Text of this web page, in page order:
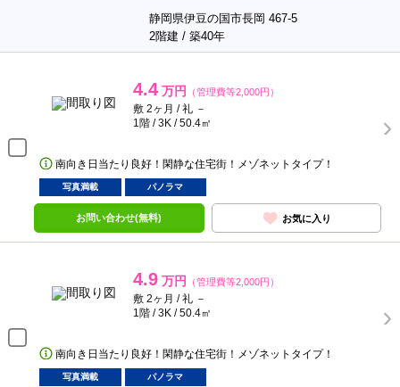
静岡県伊豆の国市長岡 467-5
2階建 / 築40年
4.4 万円 （管理費等2,000円）
敷 2ヶ月 / 礼 －
1階 / 3K / 50.4㎡
南向き日当たり良好！閑静な住宅街！メゾネットタイプ！
写真満載 パノラマ
お問い合わせ(無料) お気に入り
4.9 万円 （管理費等2,000円）
敷 2ヶ月 / 礼 －
1階 / 3K / 50.4㎡
南向き日当たり良好！閑静な住宅街！メゾネットタイプ！
写真満載 パノラマ